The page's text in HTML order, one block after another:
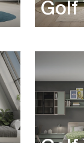
Golf